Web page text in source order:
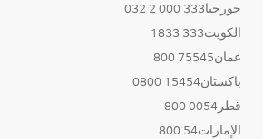
جورجيا333 000 2 032
الكويت333 1833
عمان75545 800
باكستان15454 0800
قطر0054 800
الإمارات54 800